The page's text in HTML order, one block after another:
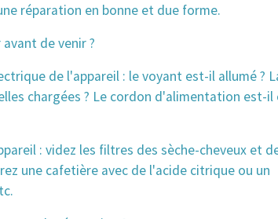
réparation en bonne et due forme.
de venir ?
de l'appareil : le voyant est-il allumé ?
chargées ? Le cordon d'alimentation est-il
: videz les filtres des sèche-cheveux et
une cafetière avec de l'acide citrique ou un